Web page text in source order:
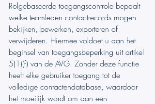
Rolgebaseerde toegangscontrole bepaalt
welke teamleden contactrecords mogen
bekijken, bewerken, exporteren of
verwijderen. Hiermee voldoet u aan het
beginsel van toegangsbeperking uit artikel
5(1)(f) van de AVG. Zonder deze functie
heeft elke gebruiker toegang tot de
volledige contactendatabase, waardoor
het moeilijk wordt om aan een